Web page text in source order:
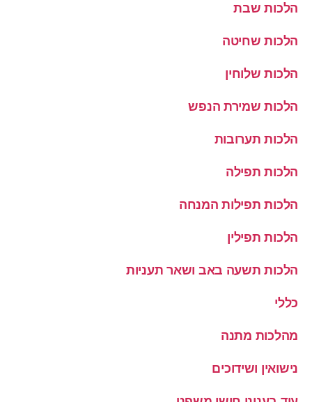
הלכות שבת
הלכות שחיטה
הלכות שלוחין
הלכות שמירת הנפש
הלכות תערובות
הלכות תפילה
הלכות תפילות המנחה
הלכות תפילין
הלכות תשעה באב ושאר תעניות
כללי
מהלכות מתנה
נישואין ושידוכים